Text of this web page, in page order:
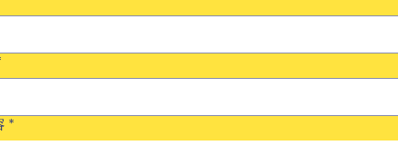
*